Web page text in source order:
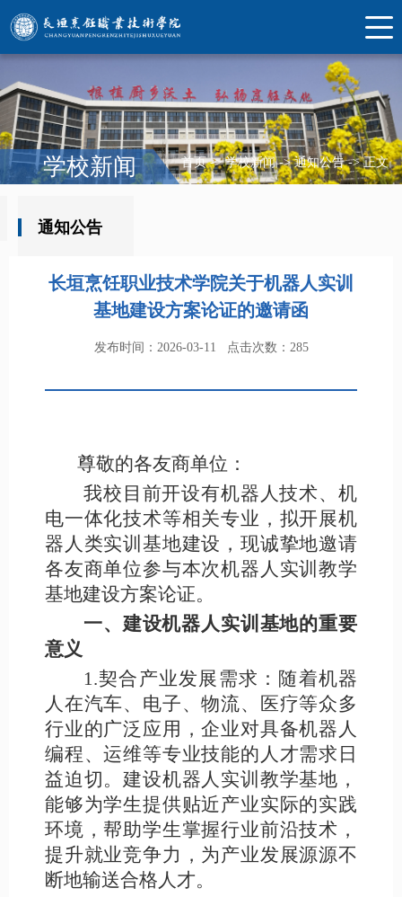
首页 -> 学校新闻 -> 通知公告 -> 正文
学校新闻
通知公告
长垣烹饪职业技术学院关于机器人实训
基地建设方案论证的邀请函
发布时间：2026-03-11 点击次数： 285
尊敬的各友商单位：
我校目前开设有机器人技术、机
电一体化技术等相关专业，拟开展机
器人类实训基地建设，现诚挚地邀请
各友商单位参与本次机器人实训教学
基地建设方案论证。
一、建设机器人实训基地的重要
意义
1.契合产业发展需求：随着机器
人在汽车、电子、物流、医疗等众多
行业的广泛应用，企业对具备机器人
编程、运维等专业技能的人才需求日
益迫切。建设机器人实训教学基地，
能够为学生提供贴近产业实际的实践
环境，帮助学生掌握行业前沿技术，
提升就业竞争力，为产业发展源源不
断地输送合格人才。